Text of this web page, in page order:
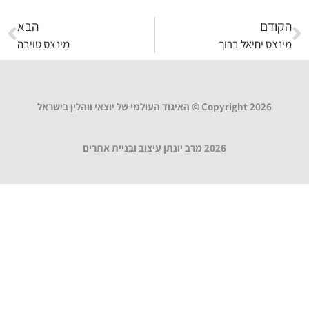
הקודם
מינצס יחיאל ברוך
הבא
מינצס טויבה
Copyright 2026 © האיגוד העולמי של יוצאי ווהלין בישראל
2026 מרב יונתן עיצוב ובניית אתרים